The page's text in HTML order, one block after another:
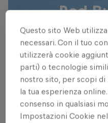
Red
Questo sito Web
necessari. Con il tuo
utilizzerà cookie
parti) o tecnologie
nostro sito, per scopi
la tua esperienza
consenso in qualsiasi
Impostazioni Cookie